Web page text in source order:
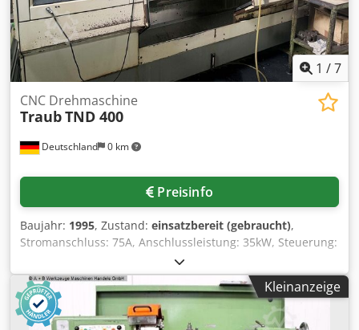
1 /7
Deutschland 0 km
CNC Drehmaschine
TraubTND 400
Preisinfo
Baujahr: 1995, Zustand: einsatzbereit (gebraucht),
Stromanschluss: 75A, Anschlussleistung: 35kW, Steuerung:
Traub SYSTEM TX 8F, Gewicht: ca. 4,5t,
Betriebsstundenstand: 84.126h, die Maschine hat
Probleme bei Verfahren von Schrägen. Eine Besichtigung
vor Ort ist möglich. Dedey Tx Rzjpfx Anrekr
Kleinanzeige